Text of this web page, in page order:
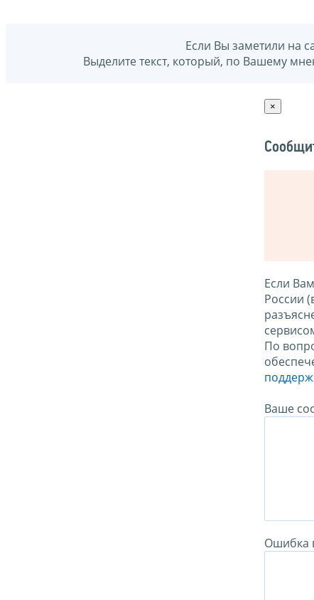
Если Вы заметили на
Выделите текст, который, по Вашему
×
Если
России
По
Ваше
Ошибка